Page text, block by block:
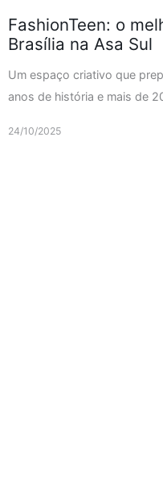
FashionTeen: o
Brasília na Asa Sul
Um espaço criativo que
anos de história e mais de
24/10/2025